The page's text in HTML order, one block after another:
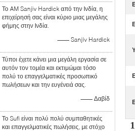
Το AM Sanjiv Hardick από την Ινδία, η
επιχείρησή σας είναι κύριο μιας μεγάλης
φήμης στην Ινδία.
—— Sanjiv Hardick
Τύποι έχετε κάνει μια μεγάλη εργασία σε
αυτόν τον τομέα και εκτιμώμαι τόσο
πολύ το επαγγελματικές προσωπικό
πωλήσεων και την ευγένειά σας.
—— Δαβίδ
Το Sufi είναι πολύ πολύ συμπαθητικές
και επαγγελματικές πωλήσεις, με στόχο